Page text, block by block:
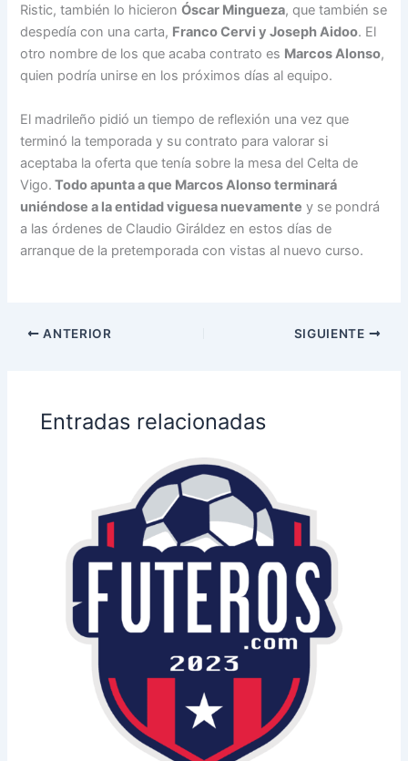
Ristic, también lo hicieronÓscar Mingueza, que también se
despedía con una carta, Franco Cervi y Joseph Aidoo. El
otro nombre de los que acaba contrato es Marcos Alonso,
quien podría unirse en los próximos días al equipo.
El madrileño pidió un tiempo de reflexión una vez que
terminó la temporada y su contrato para valorar si
aceptaba la oferta que tenía sobre la mesa del Celta de
Vigo. Todo apunta a que Marcos Alonso terminará
uniéndose a la entidad viguesa nuevamente y se pondrá
a las órdenes de Claudio Giráldez en estos días de
arranque de la pretemporada con vistas al nuevo curso.
ANTERIOR SIGUIENTE
Entradas relacionadas